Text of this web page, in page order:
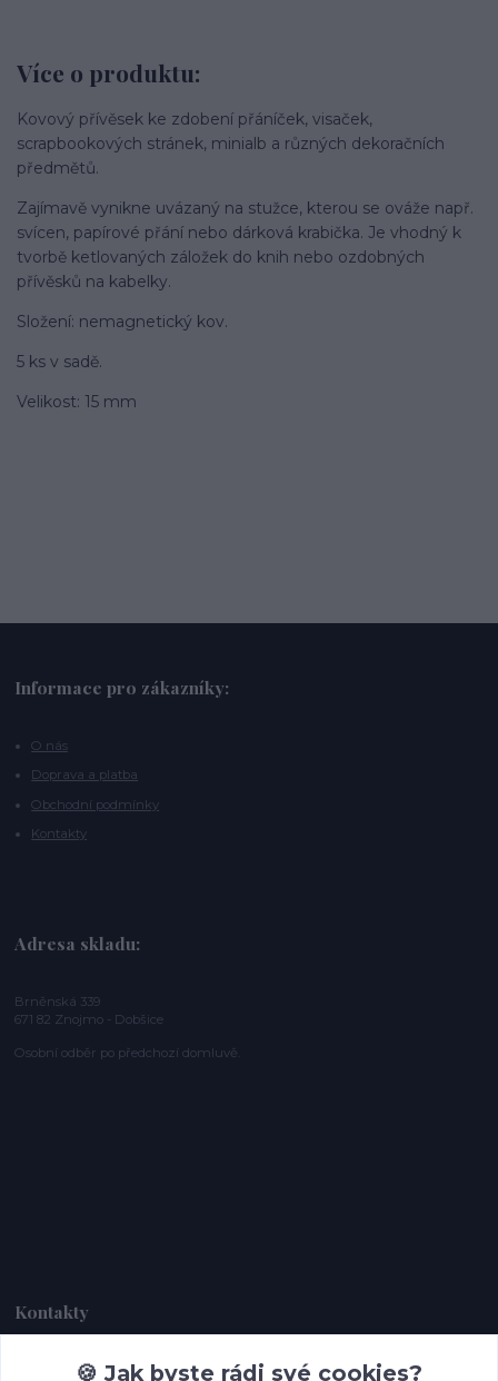
Více o produktu:
Kovový přívěsek ke zdobení přáníček, visaček,
scrapbookových stránek, minialb a různých dekoračních
předmětů.
Zajímavě vynikne uvázaný na stužce, kterou se ováže např.
svícen, papírové přání nebo dárková krabička. Je vhodný k
tvorbě ketlovaných záložek do knih nebo ozdobných
přívěsků na kabelky.
Složení: nemagnetický kov.
5 ks v sadě.
Velikost: 15 mm
Informace pro zákazníky:
O nás
Doprava a platba
Obchodní podmínky
Kontakty
Adresa skladu:
Brněnská 339
671 82 Znojmo - Dobšice
Osobní odběr po předchozí domluvě.
Kontakty
Dagmar Handlová
🍪 Jak byste rádi své cookies?